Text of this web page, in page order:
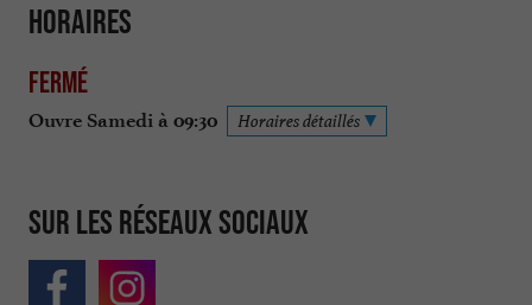
Horaires
Fermé
Ouvre Samedi à 09:30 Horaires détaillés
Sur les réseaux sociaux